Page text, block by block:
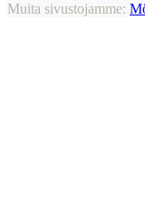
Muita sivustojamme: